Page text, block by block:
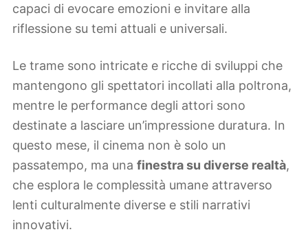
capaci di evocare emozioni e invitare alla
riflessione su temi attuali e universali.
Le trame sono intricate e ricche di sviluppi che
mantengono gli spettatori incollati alla poltrona,
mentre le performance degli attori sono
destinate a lasciare un’impressione duratura. In
questo mese, il cinema non è solo un
passatempo, ma una finestra su diverse realtà,
che esplora le complessità umane attraverso
lenti culturalmente diverse e stili narrativi
innovativi.